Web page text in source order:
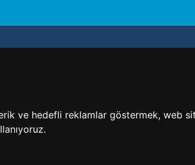
ve hedefli reklamlar göstermek, web